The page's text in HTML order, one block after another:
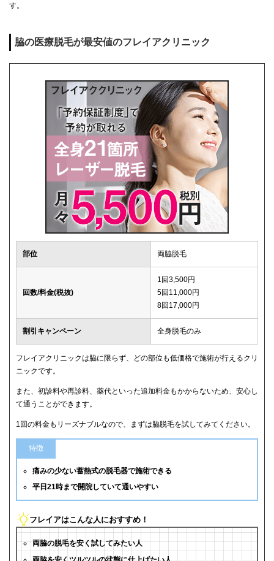
す。
脇の医療脱毛が最安値のフレイアクリニック
部位 両脇脱毛
回数/料金(税抜)
1回3,500円
5回11,000円
8回17,000円
割引キャンペーン 全身脱毛のみ
フレイアクリニックは脇に限らず、どの部位も低価格で施術が行えるクリ
ニックです。
また、初診料や再診料、薬代といった追加料金もかからないため、安心し
て通うことができます。
1回の料金もリーズナブルなので、まずは脇脱毛を試してみてください。
特徴
痛みの少ない蓄熱式の脱毛器で施術できる
平日21時まで開院していて通いやすい
フレイアはこんな人におすすめ！
両脇の脱毛を安く試してみたい人